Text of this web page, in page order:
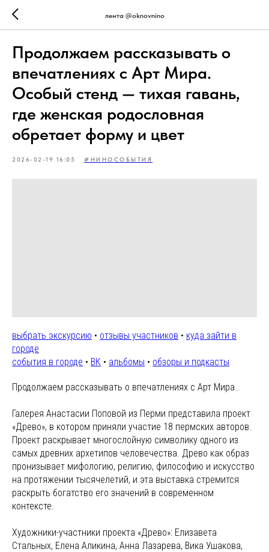
лента @oknovnino
Продолжаем рассказывать о
впечатлениях с Арт Мира.
Особый стенд — тихая гавань,
где женская родословная
обретает форму и цвет
2026-02-19 16:05 #НИНОСОБЫТИЯ
выбрать экскурсию • отзывы участников • куда зайти в
городе
события в городе • ВК • альбомы • обзоры и подкасты
Продолжаем рассказывать о впечатлениях с Арт Мира..
Галерея Анастасии Поповой из Перми представила проект
«Древо», в котором приняли участие 18 пермских авторов.
Проект раскрывает многослойную символику одного из
самых древних архетипов человечества. Древо как образ
пронизывает мифологию, религию, философию и искусство
на протяжении тысячелетий, и эта выставка стремится
раскрыть богатство его значений в современном
контексте.
Художники-участники проекта «Древо»: Елизавета
Стальных, Елена Аликина, Анна Лазарева, Вика Ушакова,